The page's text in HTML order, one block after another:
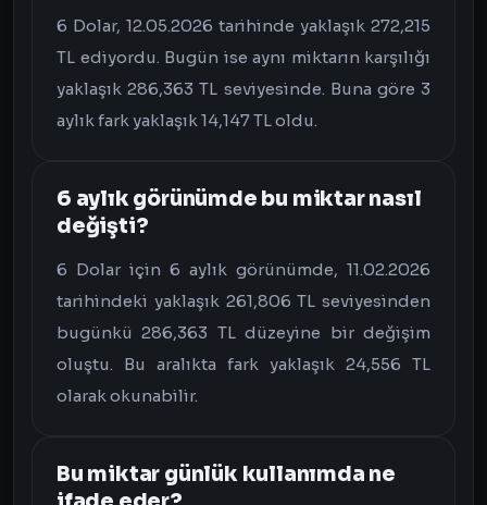
6 Dolar, 12.05.2026 tarihinde yaklaşık 272,215
TL ediyordu. Bugün ise aynı miktarın karşılığı
yaklaşık 286,363 TL seviyesinde. Buna göre 3
aylık fark yaklaşık 14,147 TL oldu.
6 aylık görünümde bu miktar nasıl
değişti?
6 Dolar için 6 aylık görünümde, 11.02.2026
tarihindeki yaklaşık 261,806 TL seviyesinden
bugünkü 286,363 TL düzeyine bir değişim
oluştu. Bu aralıkta fark yaklaşık 24,556 TL
olarak okunabilir.
Bu miktar günlük kullanımda ne